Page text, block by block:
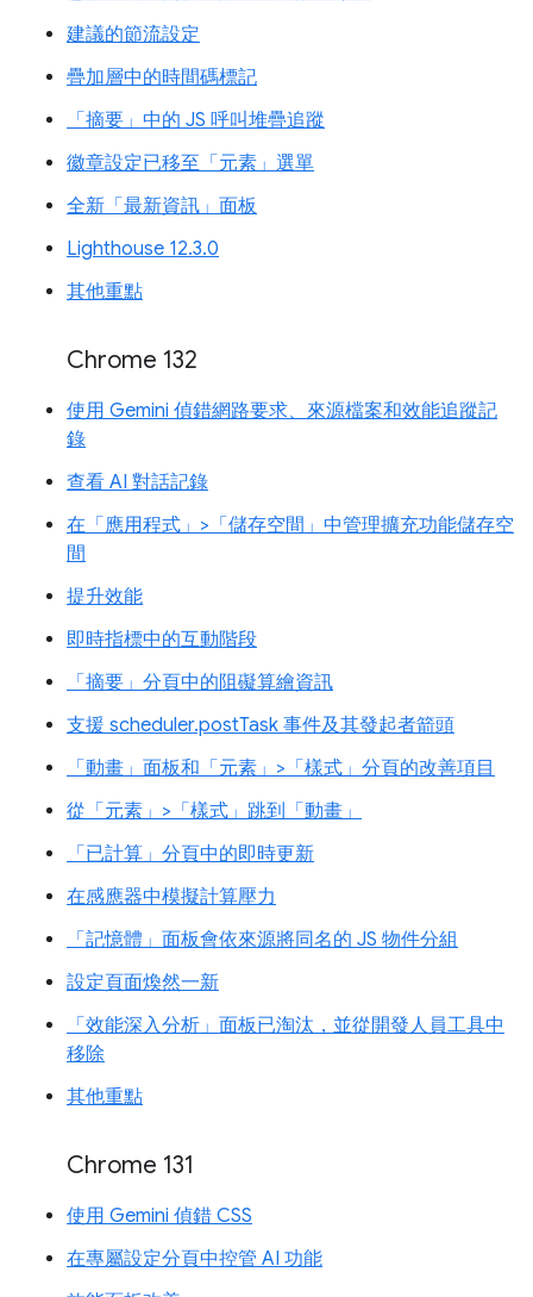
建議的節流設定
疊加層中的時間碼標記
「摘要」中的 JS 呼叫堆疊追蹤
徽章設定已移至「元素」選單
全新「最新資訊」面板
Lighthouse 12.3.0
其他重點
Chrome 132
使用 Gemini 偵錯網路要求、來源檔案和效能追蹤記
錄
查看 AI 對話記錄
在「應用程式」>「儲存空間」中管理擴充功能儲存空
間
提升效能
即時指標中的互動階段
「摘要」分頁中的阻礙算繪資訊
支援 scheduler.postTask 事件及其發起者箭頭
「動畫」面板和「元素」>「樣式」分頁的改善項目
從「元素」>「樣式」跳到「動畫」
「已計算」分頁中的即時更新
在感應器中模擬計算壓力
「記憶體」面板會依來源將同名的 JS 物件分組
設定頁面煥然一新
「效能深入分析」面板已淘汰，並從開發人員工具中
移除
其他重點
Chrome 131
使用 Gemini 偵錯 CSS
在專屬設定分頁中控管 AI 功能